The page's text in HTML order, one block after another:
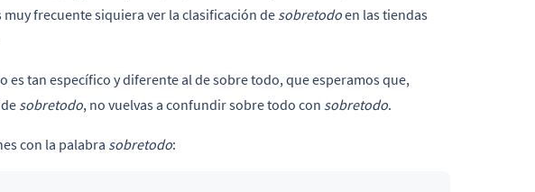
frecuente siquiera ver la clasificación de sobretodoen las tiendas
es tan específico y diferente al de sobre todo, que esperamos que,
sobretodo, no vuelvas a confundir sobre todo con sobretodo.
con la palabra sobretodo: